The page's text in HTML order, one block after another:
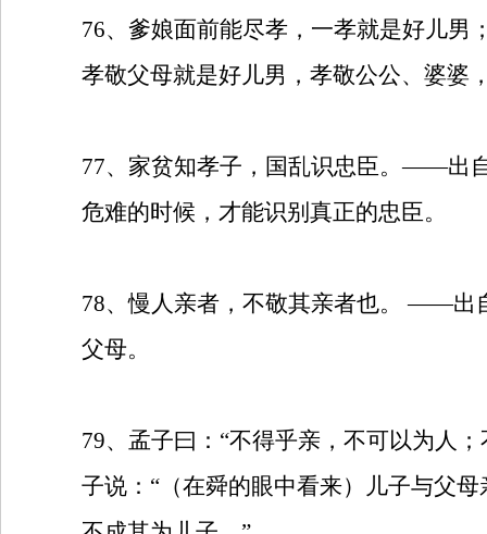
76、爹娘面前能尽孝，一孝就是好儿男
孝敬父母就是好儿男，孝敬公公、婆婆
77、家贫知孝子，国乱识忠臣。——出
危难的时候，才能识别真正的忠臣。
78、慢人亲者，不敬其亲者也。
——出自
父母。
79、孟子曰：“不得乎亲，不可以为人
子说：“（在舜的眼中看来）儿子与父